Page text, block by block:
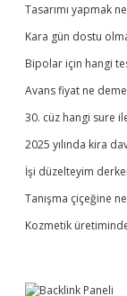
Tasarımı yapmak
Kara gün dostu
Bipolar için hangi
Avans fiyat ne
30. cüz hangi sure
2025 yılında kira
İşi düzelteyim
Tanışma çiçeğine ne
Kozmetik